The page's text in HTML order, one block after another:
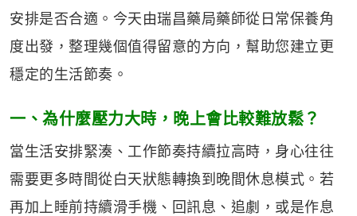
安排是否合適。今天由瑞昌藥局藥師從日常保養角
度出發，整理幾個值得留意的方向，幫助您建立更
穩定的生活節奏。
一、為什麼壓力大時，晚上會比較難放鬆？
當生活安排緊湊、工作節奏持續拉高時，身心往往
需要更多時間從白天狀態轉換到晚間休息模式。若
再加上睡前持續滑手機、回訊息、追劇，或是作息